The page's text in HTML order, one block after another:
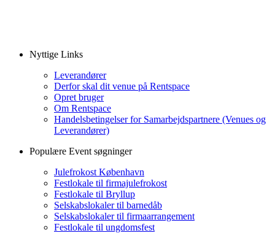
Nyttige Links
Leverandører
Derfor skal dit venue på Rentspace
Opret bruger
Om Rentspace
Handelsbetingelser for Samarbejdspartnere (Venues og
Leverandører)
Populære Event søgninger
Julefrokost København
Festlokale til firmajulefrokost
Festlokale til Bryllup
Selskabslokaler til barnedåb
Selskabslokaler til firmaarrangement
Festlokale til ungdomsfest